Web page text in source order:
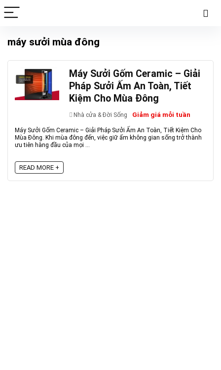
máy sưởi mùa đông
Máy Sưởi Gốm Ceramic – Giải
Pháp Sưởi Ấm An Toàn, Tiết
Kiệm Cho Mùa Đông
Nhà cửa & Đời Sống Giảm giá mỗi tuần
Máy Sưởi Gốm Ceramic – Giải Pháp Sưởi Ấm An Toàn, Tiết Kiệm Cho
Mùa Đông. Khi mùa đông đến, việc giữ ấm không gian sống trở thành
ưu tiên hàng đầu của mọi ...
READ MORE +